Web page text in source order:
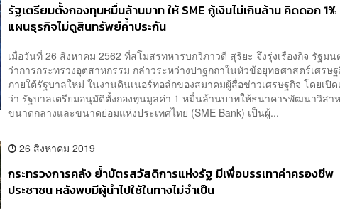
รัฐเตรียมตั้งกองทุนหมื่นล้านบาท ให้ SME กู้เงินไม่เกินล้าน คิดดอก 1%
แผนธุรกิจไม่ดูสินทรัพย์ค้ำประกัน
เมื่อวันที่ 26 สิงหาคม 2562 ที่สโมสรทหารบกวิภาวดี สุริยะ จึงรุ่งเรืองกิจ รัฐมน
ว่าการกระทรวงอุตสาหกรรม กล่าวระหว่างปาฐกถาในหัวข้อยุทธศาสตร์เศรษ
ภายใต้รัฐบาลใหม่ ในงานดินเนอร์ทอล์กของสมาคมผู้สื่อข่าวเศรษฐกิจ โดยเปิด
ว่า รัฐบาลเตรียมอนุมัติตั้งกองทุนมูลค่า 1 หมื่นล้านบาทให้ธนาคารพัฒนาวิสา
ขนาดกลางและขนาดย่อมแห่งประเทศไทย (SME Bank) เป็นผู้...
26 สิงหาคม 2019
กระทรวงการคลัง ย้ำบัตรสวัสดิการแห่งรัฐ มีเพื่อบรรเทาค่าครองชีพ
ประชาชน หลังพบมีผู้นำไปใช้ในทางไม่จำเป็น